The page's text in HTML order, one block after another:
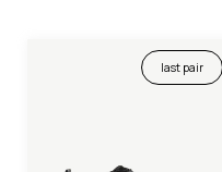
last pair